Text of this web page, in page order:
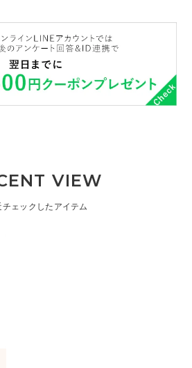
VIEW
チェックしたアイテム